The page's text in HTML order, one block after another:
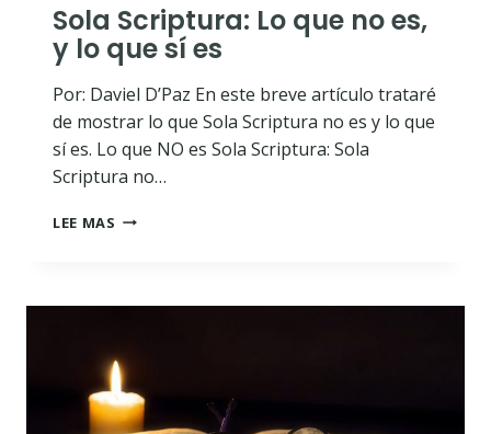
Sola Scriptura: Lo que no es,
y lo que sí es
Por: Daviel D’Paz En este breve artículo trataré
de mostrar lo que Sola Scriptura no es y lo que
sí es. Lo que NO es Sola Scriptura: Sola
Scriptura no…
LEE MAS SOLA
NO
Y
LO
QUE
SÍ